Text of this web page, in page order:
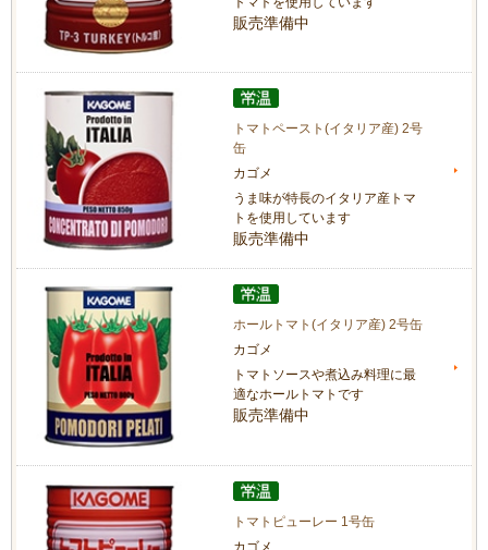
販売準備中
トマトペースト(イタリア産) 2号
缶
カゴメ
うま味が特長のイタリア産トマ
トを使用しています
販売準備中
ホールトマト(イタリア産) 2号缶
カゴメ
トマトソースや煮込み料理に最
適なホールトマトです
販売準備中
トマトピューレー 1号缶
カゴメ